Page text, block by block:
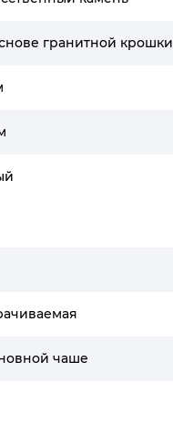
гранитной крошки
чаше